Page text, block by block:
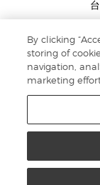
By clicking
storing of
navigation,
marketing